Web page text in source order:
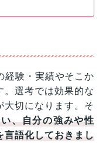
経験・実績やそこか
。選考では効果的な
大切になります。そ
、自分の強みや性
言語化しておきまし